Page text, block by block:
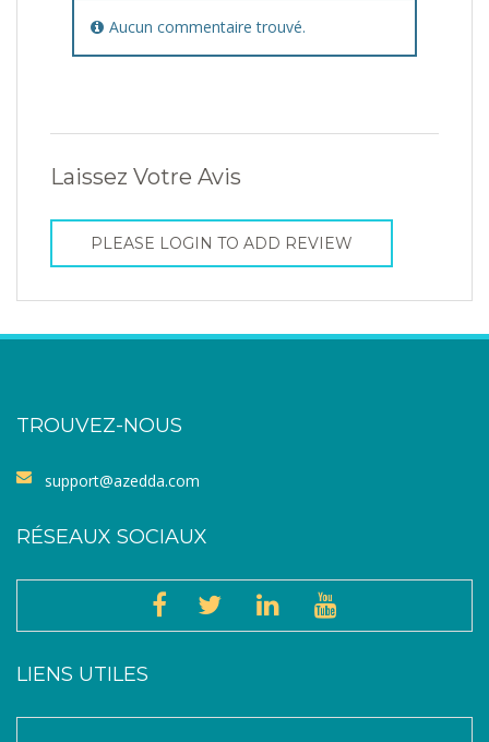
Aucun commentaire trouvé.
Laissez Votre Avis
PLEASE LOGIN TO ADD REVIEW
TROUVEZ-NOUS
support@azedda.com
RÉSEAUX SOCIAUX
LIENS UTILES